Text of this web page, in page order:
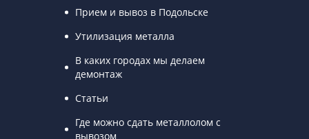
Прием и вывоз в Подольске
Утилизация металла
В каких городах мы делаем
демонтаж
Статьи
Где можно сдать металлолом с
вывозом